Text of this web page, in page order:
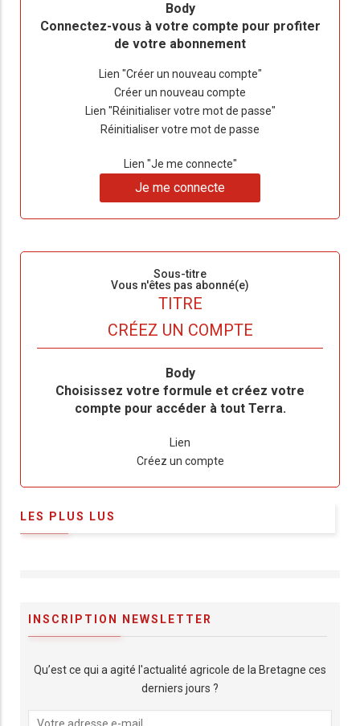
Body
Connectez-vous à votre compte pour profiter
de votre abonnement
Lien "Créer un nouveau compte"
Créer un nouveau compte
Lien "Réinitialiser votre mot de passe"
Réinitialiser votre mot de passe
Lien "Je me connecte"
Je me connecte
Sous-titre
Vous n'êtes pas abonné(e)
TITRE
CRÉEZ UN COMPTE
Body
Choisissez votre formule et créez votre
compte pour accéder à tout Terra.
Lien
Créez un compte
LES PLUS LUS
INSCRIPTION NEWSLETTER
Qu’est ce qui a agité l'actualité agricole de la Bretagne ces
derniers jours ?